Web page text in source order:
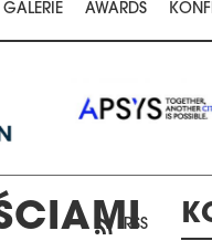
GALERIE AWARDS
RSS